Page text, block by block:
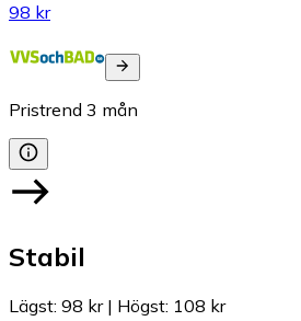
98 kr
Pristrend 3 mån
Stabil
Lägst: 98 kr| Högst: 108 kr